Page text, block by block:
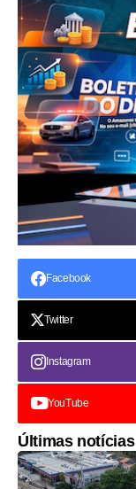
Facebook
Twitter
Instagram
YouTube
Últimas notícias